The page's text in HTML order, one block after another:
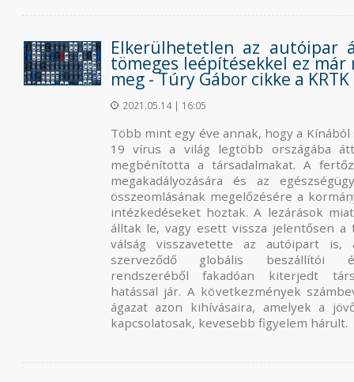
Elkerülhetetlen az autóipar
tömeges leépítésekkel ez már
meg - Túry Gábor cikke a
2021.05.14 | 16:05
Több mint egy éve annak, hogy a Kínából
19 vírus a világ legtöbb országába
megbénította a társadalmakat. A
megakadályozására és az
összeomlásának megelőzésére a
intézkedéseket hoztak. A lezárások
álltak le, vagy esett vissza jelentősen a
válság visszavetette az autóipart is,
szerveződő globális beszállítói
rendszeréből fakadóan kiterjedt
hatással jár. A következmények
ágazat azon kihívásaira, amelyek a
kapcsolatosak, kevesebb figyelem hárult.